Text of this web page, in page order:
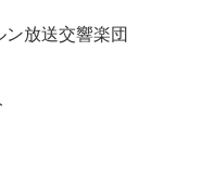
ン放送交響楽団